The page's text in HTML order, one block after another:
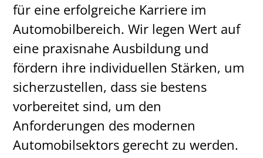
für eine erfolgreiche Karriere im
Automobilbereich. Wir legen Wert auf
eine praxisnahe Ausbildung und
fördern ihre individuellen Stärken, um
sicherzustellen, dass sie bestens
vorbereitet sind, um den
Anforderungen des modernen
Automobilsektors gerecht zu werden.